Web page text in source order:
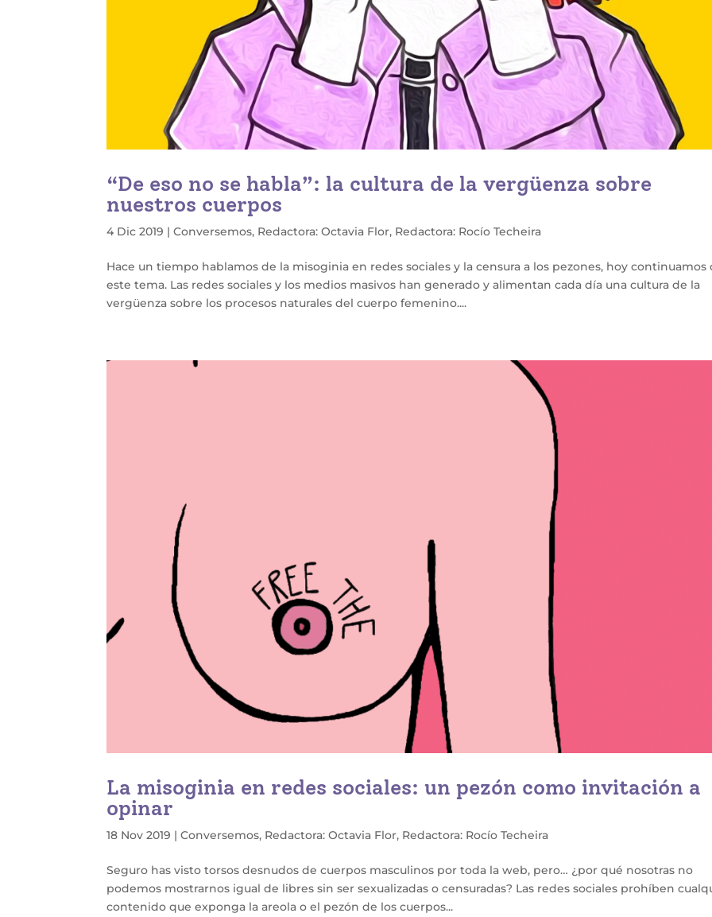
“De eso no se habla”: la cultura de la vergüenza sobre
nuestros cuerpos
4 Dic 2019 |Conversemos, Redactora: Octavia Flor, Redactora: Rocío Techeira
Hace un tiempo hablamos de la misoginia en redes sociales y la censura a los pezones, hoy continuamos
este tema. Las redes sociales y los medios masivos han generado y alimentan cada día una cultura de la
vergüenza sobre los procesos naturales del cuerpo femenino....
La misoginia en redes sociales: un pezón como invitación a
opinar
18 Nov 2019 |Conversemos, Redactora: Octavia Flor, Redactora: Rocío Techeira
Seguro has visto torsos desnudos de cuerpos masculinos por toda la web, pero… ¿por qué nosotras no
podemos mostrarnos igual de libres sin ser sexualizadas o censuradas? Las redes sociales prohíben
contenido que exponga la areola o el pezón de los cuerpos...